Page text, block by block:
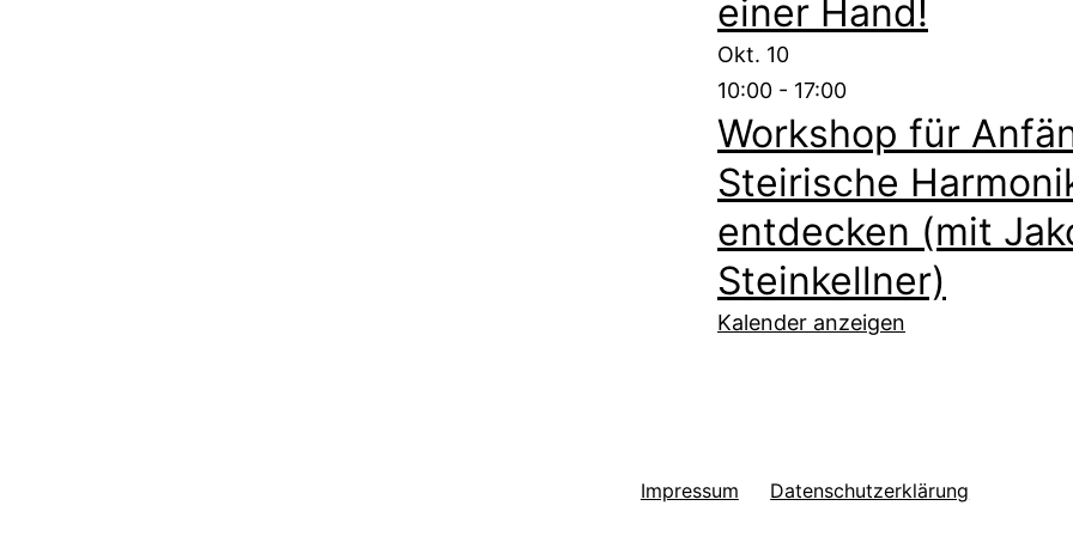
einer Hand!
Okt. 10
10:00 - 17:00
Workshop für
Steirische
entdecken (mit
Steinkellner)
Kalender anzeigen
Impressum Datenschutzerklärung